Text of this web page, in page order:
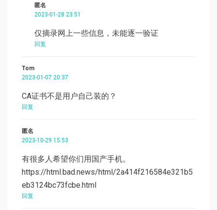
匿名
2023-01-28 23:51
仅摘录网上一些信息，未能逐一验证
回复
Tom
2023-01-07 20:37
CA证书不是用户自己装的？
回复
匿名
2023-10-29 15:53
有很多人希望你们用国产手机。
https://html.bad.news/html/2a414f216584e321b5
eb3124bc73fcbe.html
回复